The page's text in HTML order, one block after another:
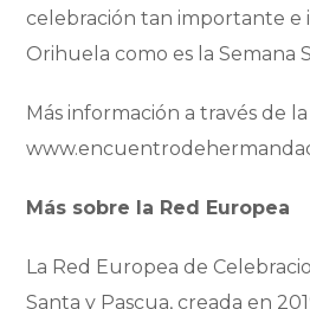
celebración tan importante e
Orihuela como es la Semana
Más información a través de
Más sobre la Red Europea
La Red Europea de
Santa y Pascua, creada en